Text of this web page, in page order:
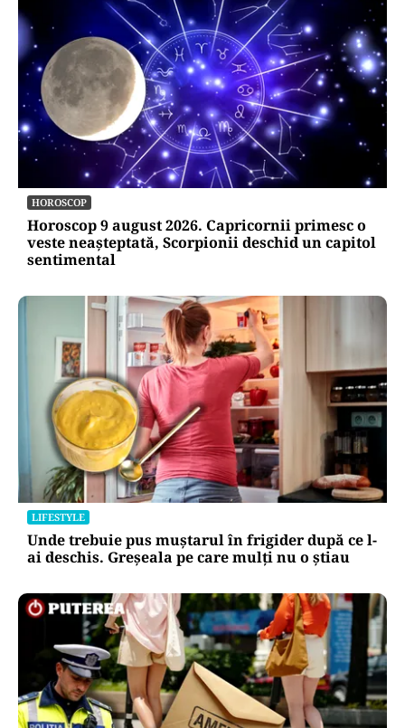
HOROSCOP
Horoscop 9 august 2026. Capricornii primesc o
veste neașteptată, Scorpionii deschid un capitol
sentimental
LIFESTYLE
Unde trebuie pus muștarul în frigider după ce l-
ai deschis. Greșeala pe care mulți nu o știau